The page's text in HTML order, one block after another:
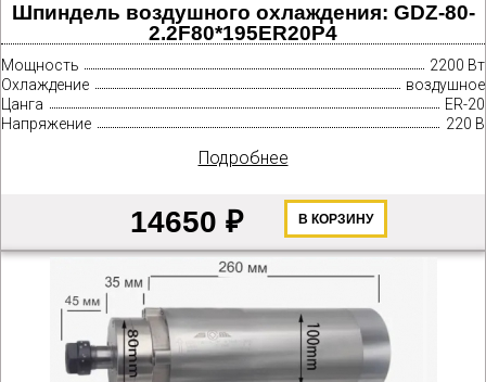
Шпиндель воздушного охлаждения: GDZ-80-
2.2F80*195ER20P4
Мощность
2200 Вт
Охлаждение
воздушное
Цанга
ER-20
Напряжение
220 В
Подробнее
14650 ₽ В КОРЗИНУ